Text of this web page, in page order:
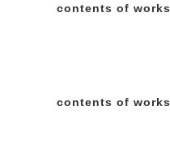
contents of works
contents of works